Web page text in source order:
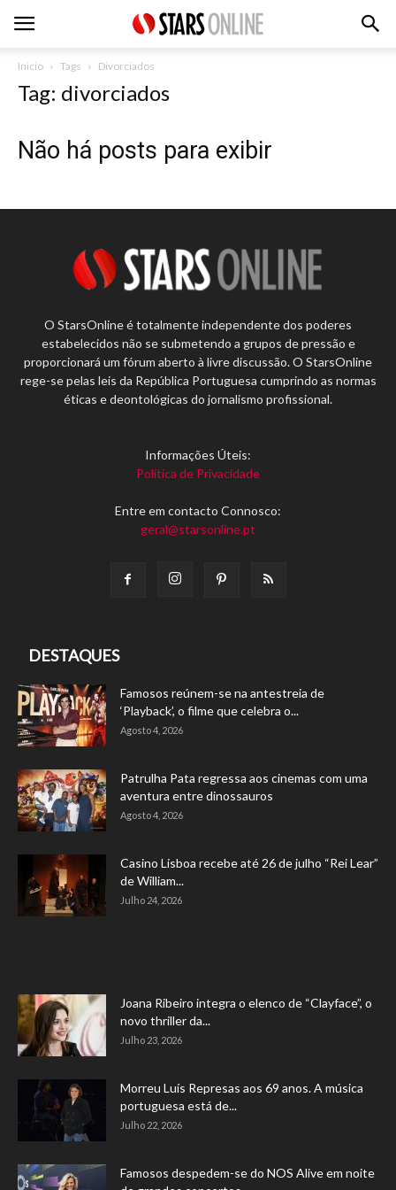
Inicio Tags Divorciados
Tag: divorciados
Não há posts para exibir
O StarsOnline é totalmente independente dos poderes
estabelecidos não se submetendo a grupos de pressão e
proporcionará um fórum aberto à livre discussão. O StarsOnline
rege-se pelas leis da República Portuguesa cumprindo as normas
éticas e deontológicas do jornalismo profissional.
Informações Úteis:
Política de Privacidade
Entre em contacto Connosco:
geral@starsonline.pt
DESTAQUES
Famosos reúnem-se na antestreia de
‘Playback’, o filme que celebra o...
Agosto 4, 2026
Patrulha Pata regressa aos cinemas com uma
aventura entre dinossauros
Agosto 4, 2026
Casino Lisboa recebe até 26 de julho “Rei Lear”
de William...
Julho 24, 2026
Joana Ribeiro integra o elenco de “Clayface”, o
novo thriller da...
Julho 23, 2026
Morreu Luís Represas aos 69 anos. A música
portuguesa está de...
Julho 22, 2026
Famosos despedem-se do NOS Alive em noite